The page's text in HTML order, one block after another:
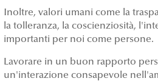
Inoltre, valori umani come la
la tolleranza, la coscienziosità,
importanti per noi come persone.
Lavorare in un buon rapporto
un'interazione consapevole